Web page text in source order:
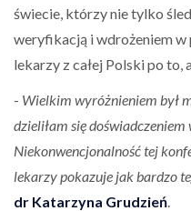
świecie, którzy nie tylko
weryfikacją i wdrożeniem w
lekarzy z całej Polski po
- Wielkim wyróżnieniem był
dzieliłam się
Niekonwencjonalność tej
lekarzy pokazuje jak bardzo
dr Katarzyna Grudzień.